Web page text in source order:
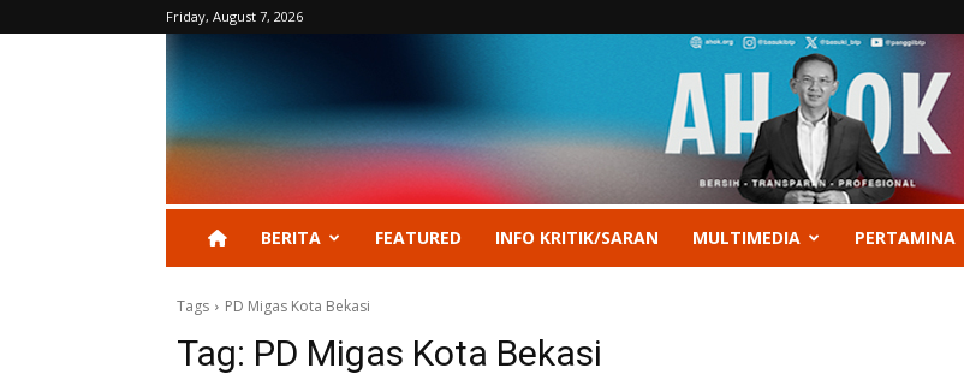
Friday, August 7, 2026
BERITA FEATURED INFO KRITIK/SARAN MULTIMEDIA PERTAMINA
Tags PD Migas Kota Bekasi
Tag: PD Migas Kota Bekasi